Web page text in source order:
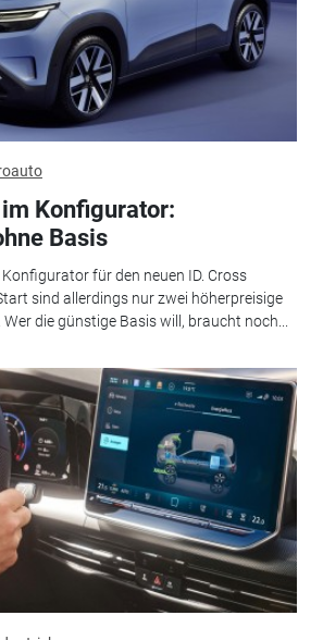
im Konfigurator:
Basis
für den neuen ID. Cross
sind allerdings nur zwei höherpreisige
die günstige Basis will, braucht noch...